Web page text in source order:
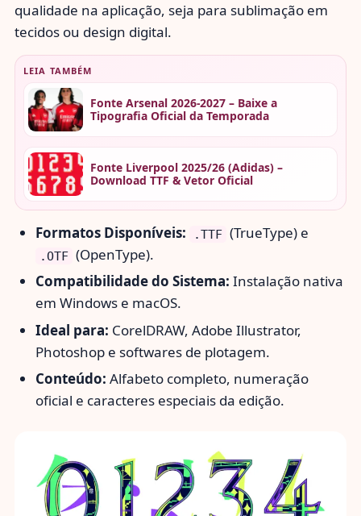
qualidade na aplicação, seja para sublimação em
tecidos ou design digital.
LEIA TAMBÉM
Fonte Arsenal 2026-2027 – Baixe a
Tipografia Oficial da Temporada
Fonte Liverpool 2025/26 (Adidas) –
Download TTF & Vetor Oficial
Formatos Disponíveis: .TTF (TrueType) e
.OTF (OpenType).
Compatibilidade do Sistema: Instalação nativa
em Windows e macOS.
Ideal para: CorelDRAW, Adobe Illustrator,
Photoshop e softwares de plotagem.
Conteúdo: Alfabeto completo, numeração
oficial e caracteres especiais da edição.